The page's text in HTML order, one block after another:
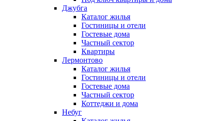
Джубга
Каталог жилья
Гостиницы и отели
Гостевые дома
Частный сектор
Квартиры
Лермонтово
Каталог жилья
Гостиницы и отели
Гостевые дома
Частный сектор
Коттеджи и дома
Небуг